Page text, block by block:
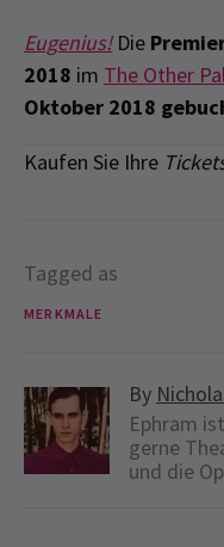
Eugenius!Die
2018 im The Other
Oktober 2018
Kaufen Sie Ihre
Tagged as
MERKMALE
By
Ephram
gerne
und die